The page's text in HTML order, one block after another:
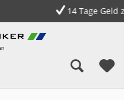
14 Tage Geld zurück Garantie